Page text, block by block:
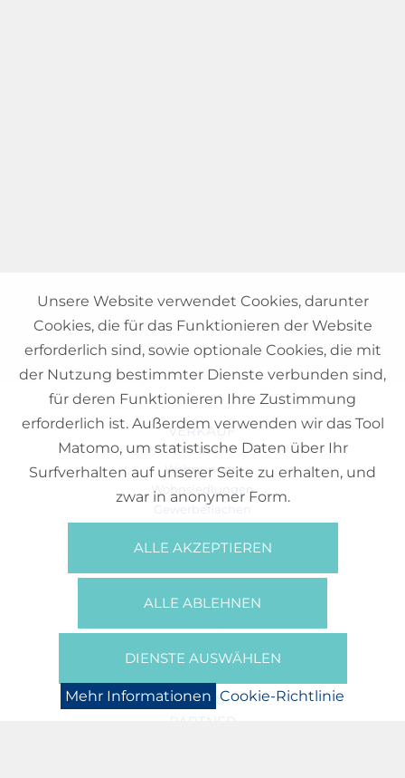
VERKAUF
Häuser
Wohnungen
Wohnsiedlungen
Gewerbeflächen
Wer Sind Wir?
NEWS
PARTNER
Unsere Website verwendet Cookies, darunter
Cookies, die für das Funktionieren der Website
erforderlich sind, sowie optionale Cookies, die mit
der Nutzung bestimmter Dienste verbunden sind,
für deren Funktionieren Ihre Zustimmung
erforderlich ist. Außerdem verwenden wir das Tool
Matomo, um statistische Daten über Ihr
Surfverhalten auf unserer Seite zu erhalten, und
zwar in anonymer Form.
ALLE AKZEPTIEREN
ALLE ABLEHNEN
DIENSTE AUSWÄHLEN
Mehr Informationen Cookie-Richtlinie